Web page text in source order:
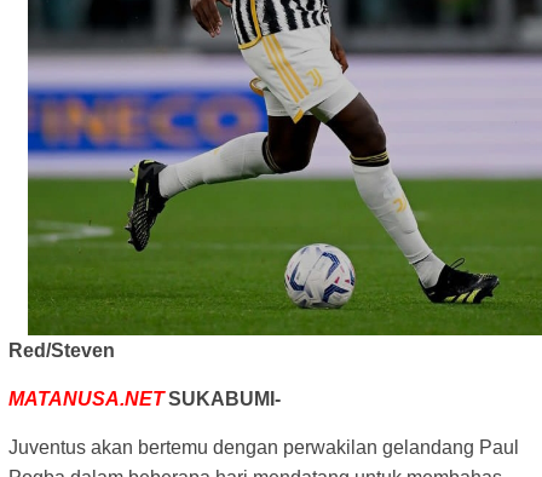
Red/Steven
MATANUSA.NETSUKABUMI-
Juventus akan bertemu dengan perwakilan gelandang Paul